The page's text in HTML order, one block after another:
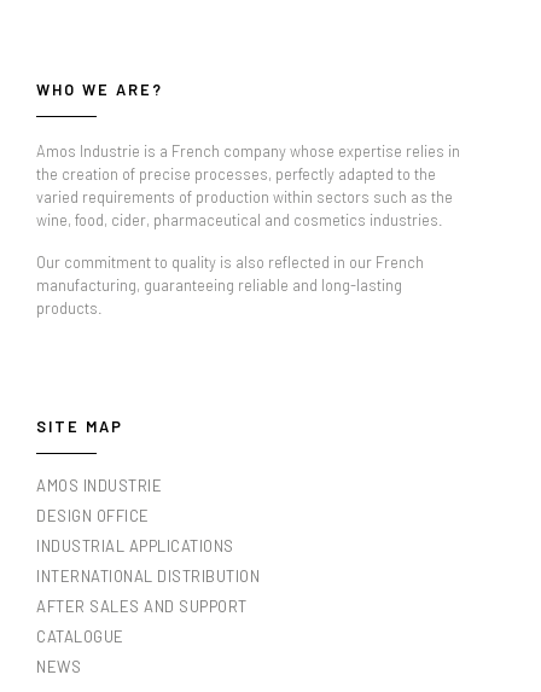
WHO WE ARE?
Amos Industrie is a French company whose expertise relies in
the creation of precise processes, perfectly adapted to the
varied requirements of production within sectors such as the
wine, food, cider, pharmaceutical and cosmetics industries.
Our commitment to quality is also reflected in our French
manufacturing, guaranteeing reliable and long-lasting
products.
SITE MAP
AMOS INDUSTRIE
DESIGN OFFICE
INDUSTRIAL APPLICATIONS
INTERNATIONAL DISTRIBUTION
AFTER SALES AND SUPPORT
CATALOGUE
NEWS